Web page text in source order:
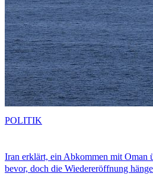
Iran erklärt, ein Abkommen mit Oman
bevor, doch die Wiedereröffnung
POLITIK